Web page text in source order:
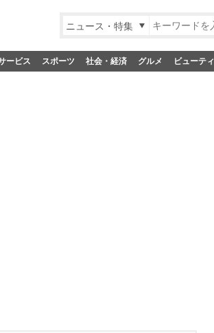
ニュース・特集
ービス スポーツ 社会・経済 グルメ ビューティ